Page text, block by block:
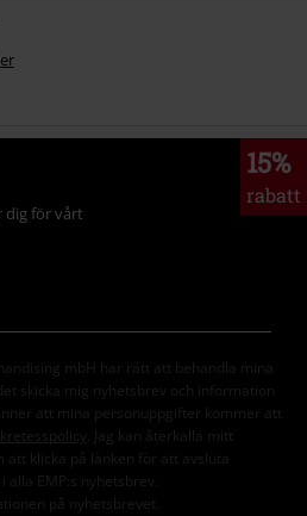
15%
rabatt
dig för vårt
mbH har rätt att behandla mina
skicka mig nyhetsbrev och information
att mina personuppgifter kommer att
. Jag kan återkalla mitt
att klicka på länken för att avsluta
EMP:s nyhetsbrev.
på nyhetsbrevet.